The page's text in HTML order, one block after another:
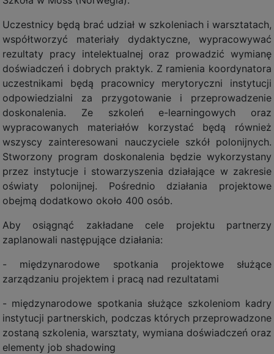
Uczestnicy będą brać udział w szkoleniach i warsztatach,
współtworzyć materiały dydaktyczne, wypracowywać
rezultaty pracy intelektualnej oraz prowadzić wymianę
doświadczeń i dobrych praktyk. Z ramienia koordynatora
uczestnikami będą pracownicy merytoryczni instytucji
odpowiedzialni za przygotowanie i przeprowadzenie
doskonalenia. Ze szkoleń e-learningowych oraz
wypracowanych materiałów korzystać będą również
wszyscy zainteresowani nauczyciele szkół polonijnych.
Stworzony program doskonalenia będzie wykorzystany
przez instytucje i stowarzyszenia działające w zakresie
oświaty polonijnej. Pośrednio działania projektowe
obejmą dodatkowo około 400 osób.
Aby osiągnąć zakładane cele projektu partnerzy
zaplanowali następujące działania:
- międzynarodowe spotkania projektowe służące
zarządzaniu projektem i pracą nad rezultatami
- międzynarodowe spotkania służące szkoleniom kadry
instytucji partnerskich, podczas których przeprowadzone
zostaną szkolenia, warsztaty, wymiana doświadczeń oraz
elementy job shadowing